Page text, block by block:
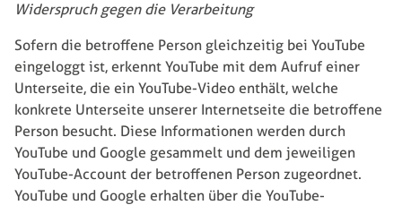
Widerspruch gegen die Verarbeitung
Sofern die betroffene Person gleichzeitig bei YouTube
eingeloggt ist, erkennt YouTube mit dem Aufruf einer
Unterseite, die ein YouTube-Video enthält, welche
konkrete Unterseite unserer Internetseite die betroffene
Person besucht. Diese Informationen werden durch
YouTube und Google gesammelt und dem jeweiligen
YouTube-Account der betroffenen Person zugeordnet.
YouTube und Google erhalten über die YouTube-